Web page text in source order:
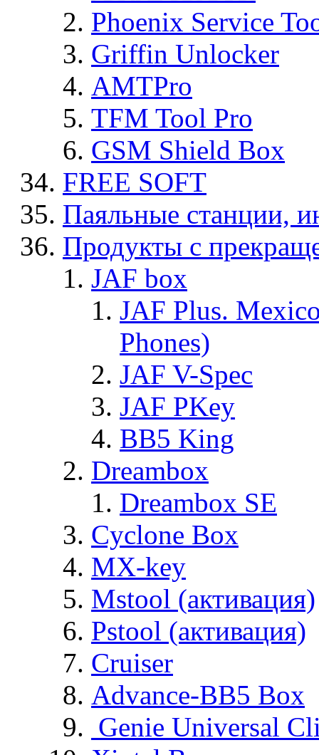
Phoenix Service
Griffin Unlocker
AMTPro
TFM Tool Pro
GSM Shield Box
FREE SOFT
Паяльные станции,
Продукты с
JAF box
JAF Plus.
Phones)
JAF V-Spec
JAF PKey
BB5 King
Dreambox
Dreambox SE
Cyclone Box
MX-key
Mstool (активация)
Pstool (активация)
Cruiser
Advance-BB5 Box
Genie Universal